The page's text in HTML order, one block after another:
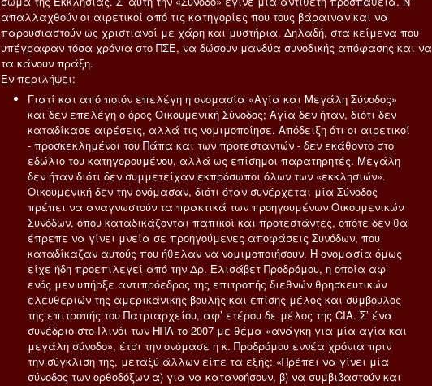
απαλλαχθούν οι αιρετικοί από τις κατηγορίες που τους βάραιναν και να
παρουσιαστούν ως χριστιανοί με χάρη και μυστήρια. Δηλαδή, στα κείμενα που
υπέγραφαν τόσα χρόνια στο ΠΣΕ, να δώσουν μανδύα συνοδικής απόφασης και να
τα κάνουν πράξη.
Εν περιλήψει:
Γιατί και από ποιόν επελέγη η ονομασία «Αγία και Μεγάλη Σύνοδος»
και δεν επελέγη ο όρος Οικουμενική Σύνοδος; Αγία δεν ήταν, διότι δεν
καταδίκασε αιρέσεις, αλλά τις νομιμοποίησε. Απόδειξη ότι οι αιρετικοί
- προσκεκλημένοι του Πάπα και των προτεσταντών - δεν εκάθοντο στο
εδώλιο του κατηγορουμένου, αλλά ως επίσημοι παρατηρητές. Μεγάλη
δεν ήταν διότι δεν συμμετείχαν εκπρόσωποι όλων των «εκκλησιών».
Οικουμενική δεν την ονόμασαν, διότι όταν συνέρχεται μία Σύνοδος
πρέπει να αναγνωστούν τα πρακτικά των προηγουμένων Οικουμενικών
Συνόδων, όπου καταδικάζονται παπικοί και προτεστάντες, οπότε δεν θα
έπρεπε να γίνει μνεία σε προηγούμενες αποφάσεις Συνόδων, που
καταδίκαζαν αυτούς που ήθελαν να νομιμοποιήσουν. Η ονομασία όμως
είχε ήδη προεπιλεγεί από την Δρ. Ελισάβετ Προδρόμου, η οποία αφ’
ενός μεν υπήρξε αντιπρόεδρος της επιτροπής διεθνών θρησκευτικών
ελευθεριών της αμερικάνικης βουλής και επίσης μέλος και σύμβουλος
της επιτροπής του Πατριαρχείου, αφ’ ετέρου δε μέλος της CIA. Σ’ ένα
συνέδριο στο Ιλινόι των ΗΠΑ το 2007 με θέμα «ανάγκη για μία αγία και
μεγάλη σύνοδο», έτσι την ονόμασε η κ. Προδρόμου εννέα χρόνια πριν
την σύγκλιση της, μεταξύ άλλων είπε τα εξής: «Πρέπει να γίνει μία
σύνοδος των ορθοδόξων α) για να κατανοήσουν, β) να συμβιβαστούν και